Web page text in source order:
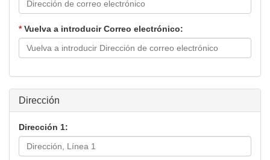
*Vuelva a introducir Correo electrónico:
Dirección
Dirección 1: